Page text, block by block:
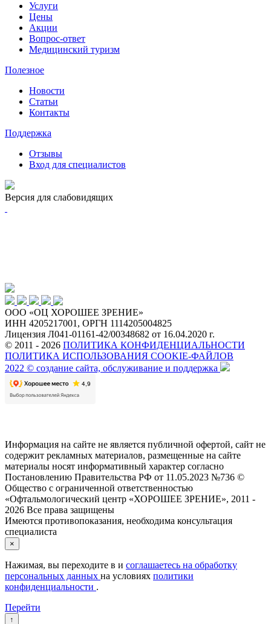
Услуги
Цены
Акции
Вопрос-ответ
Медицинский туризм
Полезное
Новости
Статьи
Контакты
Поддержка
Отзывы
Вход для специалистов
Версия для слабовидящих
ООО «ОЦ ХОРОШЕЕ ЗРЕНИЕ»
ИНН 4205217001, ОРГН 1114205004825
Лицензия Л041-01161-42/00348682 от 16.04.2020 г.
© 2011 - 2026 ПОЛИТИКА КОНФИДЕНЦИАЛЬНОСТИ
ПОЛИТИКА ИСПОЛЬЗОВАНИЯ COOKIE-ФАЙЛОВ
2022 © создание сайта, обслуживание и поддержка
Информация на сайте не является публичной офертой, сайт не
содержит рекламных материалов, размещенные на сайте
материалы носят информативный характер согласно
Постановлению Правительства РФ от 11.05.2023 №736 ©
Общество с ограниченной ответственностью
«Офтальмологический центр «ХОРОШЕЕ ЗРЕНИЕ», 2011 -
2026 Все права защищены
Имеются противопоказания, необходима консультация
специалиста
×
Нажимая, вы переходите в и соглашаетесь на обработку
персональных данных на условиях политики
конфиденциальности .
Перейти
↑